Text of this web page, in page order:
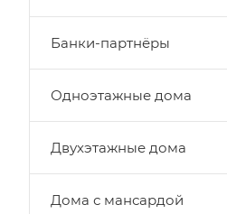
Банки-партнёры
Одноэтажные дома
Двухэтажные дома
Дома с мансардой